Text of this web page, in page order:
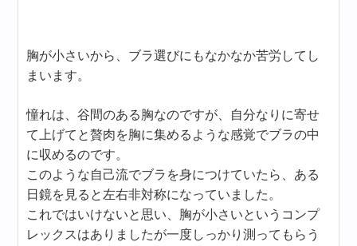
胸が小さいから、ブラ選びにもなかなか苦労してし
まいます。
憧れは、谷間のある胸なのですが、自分なりに寄せ
て上げてと贅肉を胸に集めるような感覚でブラの中
に収めるのです。
このような自己流でブラを身につけていたら、ある
日鏡を見ると左右非対称になっていました。
これではいけないと思い、胸が小さいというコンプ
レックスはありましたが一度しっかり測ってもらう